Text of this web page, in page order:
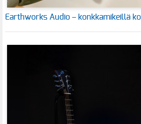
Earthworks Audio – konkkamikeillä